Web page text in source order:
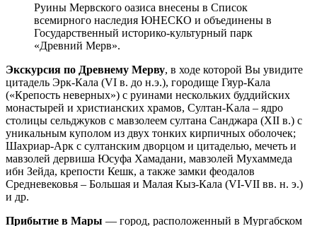
Руины Мервского оазиса внесены в Список
всемирного наследия ЮНЕСКО и объединены в
Государственный историко-культурный парк
«Древний Мерв».
Экскурсия по Древнему Мерву, в ходе которой Вы увидите
цитадель Эрк-Кала (VI в. до н.э.), городище Гяур-Кала
(«Крепость неверных») с руинами нескольких буддийских
монастырей и христианских храмов, Султан-Kaла – ядро
столицы сельджуков с мавзолеем султана Санджара (XII в.) с
уникальным куполом из двух тонких кирпичных оболочек;
Шахриар-Арк с султанским дворцом и цитаделью, мечеть и
мавзолей дервиша Юсуфа Хамадани, мавзолей Мухаммеда
ибн Зейда, крепости Кешк, а также замки феодалов
Средневековья – Большая и Малая Кыз-Кала (VI-VII вв. н. э.)
и др.
Прибытие в Мары — город, расположенный в Мургабском